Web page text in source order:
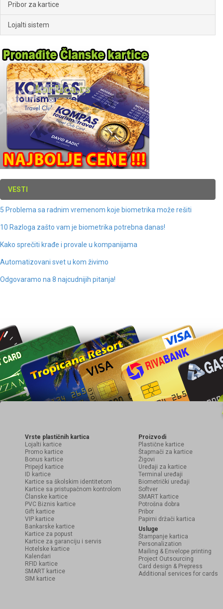
Pribor za kartice
Lojalti sistem
VESTI
5 Problema sa radnim vremenom koje biometrika može rešiti
10 Razloga zašto vam je biometrika potrebna danas!
Kako sprečiti krađe i provale u kompanijama
Automatizovani svet u kom živimo
Odgovaramo na 8 najcudnijih pitanja!
Vrste plastičnih kartica
Lojalti kartice
Promo kartice
Bonus kartice
Pripejd kartice
ID kartice
Kartice sa školskim identitetom
Kartice sa pristupačnom kontrolom
Članske kartice
PVC Biznis kartice
Gift kartice
VIP kartice
Bankarske kartice
Kartice za popust
Kartice za garanciju i servis
Hotelske kartice
Kalendari
RFID kartice
SMART kartice
SIM kartice
Proizvodi
Plastične kartice
Štapmači za kartice
Žigovi
Uređaji za kartice
Terminal uređaji
Biometrički uređaji
Softver
SMART kartice
Potrošna dobra
Pribor
Papirni držači kartica
Usluge
Štampanje kartica
Personalization
Mailing & Envelope printing
Project Outsourcing
Card design & Prepress
Additional services for cards